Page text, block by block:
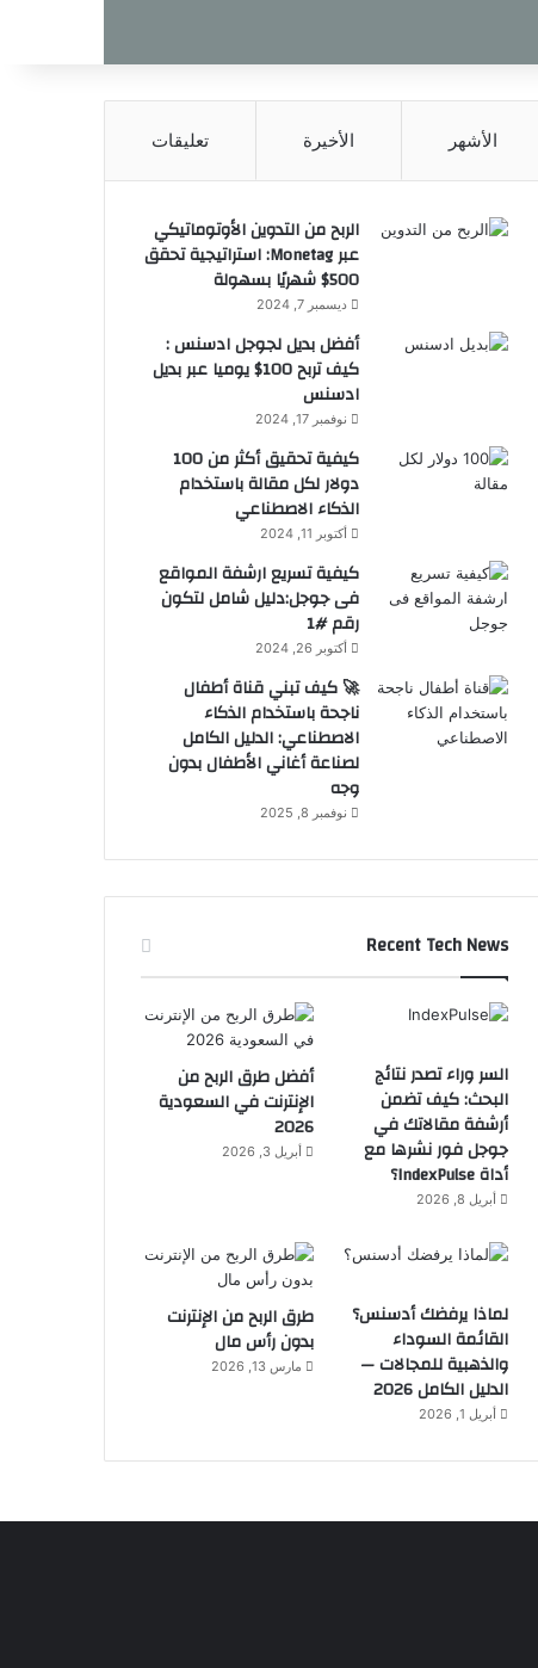
الأشهر الأخيرة تعليقات
الربح من التدوين الأوتوماتيكي
عبر Monetag: استراتيجية تحقق
500$ شهريًا بسهولة
ديسمبر 7, 2024
أفضل بديل لجوجل ادسنس :
كيف تربح 100$ يوميا عبر بديل
ادسنس
نوفمبر 17, 2024
كيفية تحقيق أكثر من 100
دولار لكل مقالة باستخدام
الذكاء الاصطناعي
أكتوبر 11, 2024
كيفية تسريع ارشفة المواقع
فى جوجل:دليل شامل لتكون
رقم #1
أكتوبر 26, 2024
🚀 كيف تبني قناة أطفال
ناجحة باستخدام الذكاء
الاصطناعي: الدليل الكامل
لصناعة أغاني الأطفال بدون
وجه
نوفمبر 8, 2025
Recent Tech News
السر وراء تصدر نتائج
البحث: كيف تضمن
أرشفة مقالاتك في
جوجل فور نشرها مع
أداة IndexPulse؟
أبريل 8, 2026
أفضل طرق الربح من
الإنترنت في السعودية
2026
أبريل 3, 2026
لماذا يرفضك أدسنس؟
القائمة السوداء
والذهبية للمجالات —
الدليل الكامل 2026
أبريل 1, 2026
طرق الربح من الإنترنت
بدون رأس مال
مارس 13, 2026